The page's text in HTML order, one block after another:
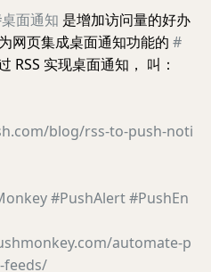
面通知 是增加访问量的好办
网页集成桌面通知功能的 #
RSS 实现桌面通知， 叫：
blog/rss-to-push-noti
#PushAlert#PushEn
automate-p
feeds/